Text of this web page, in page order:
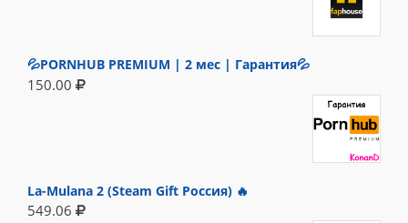
💦PORNHUB PREMIUM | 2 мес | Гарантия💦
150.00
La-Mulana 2 (Steam Gift Россия) 🔥
549.06